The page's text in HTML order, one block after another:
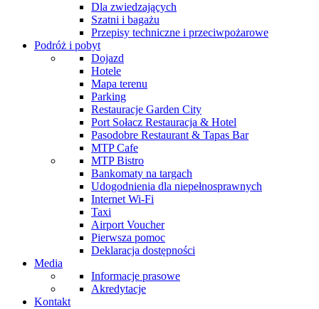
Dla zwiedzających
Szatni i bagażu
Przepisy techniczne i przeciwpożarowe
Podróż i pobyt
Dojazd
Hotele
Mapa terenu
Parking
Restauracje Garden City
Port Sołacz Restauracja & Hotel
Pasodobre Restaurant & Tapas Bar
MTP Cafe
MTP Bistro
Bankomaty na targach
Udogodnienia dla niepełnosprawnych
Internet Wi-Fi
Taxi
Airport Voucher
Pierwsza pomoc
Deklaracja dostępności
Media
Informacje prasowe
Akredytacje
Kontakt